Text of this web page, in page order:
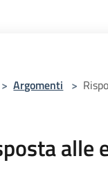
> Argomenti >
alle